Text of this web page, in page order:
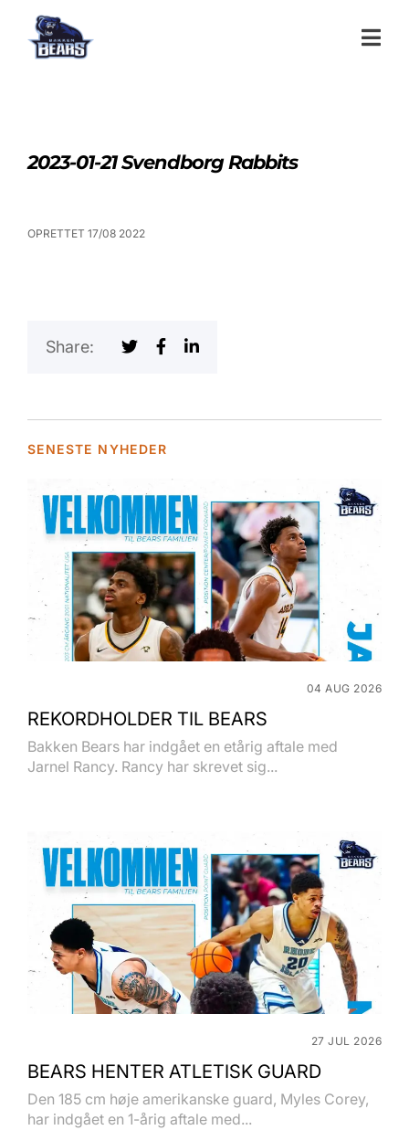
2023-01-21 Svendborg Rabbits
OPRETTET 17/08 2022
Share:
SENESTE NYHEDER
04 AUG 2026
REKORDHOLDER TIL BEARS
Bakken Bears har indgået en etårig aftale med
Jarnel Rancy. Rancy har skrevet sig...
27 JUL 2026
BEARS HENTER ATLETISK GUARD
Den 185 cm høje amerikanske guard, Myles Corey,
har indgået en 1-årig aftale med...